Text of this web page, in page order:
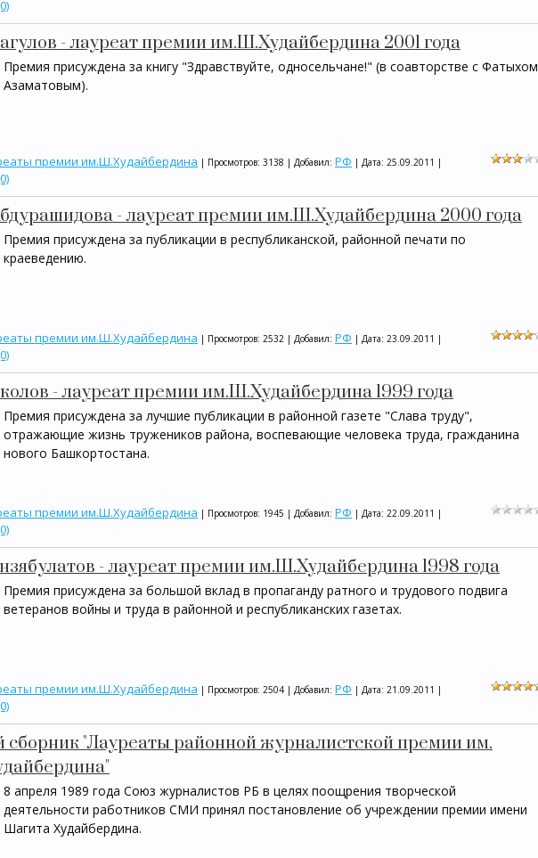
- лауреат премии им.Ш.Худайбердина 2001 года
Премия присуждена за книгу "Здравствуйте, односельчане!" (в соавторстве с Фатыхом
Азаматовым).
премии им.Ш.Худайбердина | Просмотров: 3138 | Добавил: РФ | Дата: 25.09.2011 |
- лауреат премии им.Ш.Худайбердина 2000 года
Премия присуждена за публикации в республиканской, районной печати по
краеведению.
премии им.Ш.Худайбердина | Просмотров: 2532 | Добавил: РФ | Дата: 23.09.2011 |
- лауреат премии им.Ш.Худайбердина 1999 года
Премия присуждена за лучшие публикации в районной газете "Слава труду",
отражающие жизнь тружеников района, воспевающие человека труда, гражданина
нового Башкортостана.
премии им.Ш.Худайбердина | Просмотров: 1945 | Добавил: РФ | Дата: 22.09.2011 |
- лауреат премии им.Ш.Худайбердина 1998 года
Премия присуждена за большой вклад в пропаганду ратного и трудового подвига
ветеранов войны и труда в районной и республиканских газетах.
премии им.Ш.Худайбердина | Просмотров: 2504 | Добавил: РФ | Дата: 21.09.2011 |
сборник "Лауреаты районной журналистской премии им.
8 апреля 1989 года Союз журналистов РБ в целях поощрения творческой
деятельности работников СМИ принял постановление об учреждении премии имени
Шагита Худайбердина.